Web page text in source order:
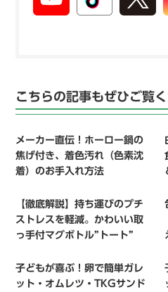
こちらの記事もぜひご覧
メーカー直伝！ホーロー鍋の
焦げ付き、着色汚れ（色素沈
着）のお手入れ方法
【徹底解説】持ち運びのプチ
ストレスを軽減。かわいい取
っ手付マグボトル”トート”
子どもが喜ぶ！卵で簡単ガレ
ット・オムレツ・TKGサンド